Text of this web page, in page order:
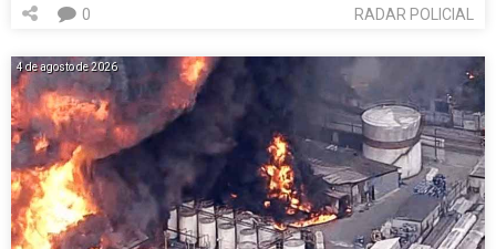
RADAR POLICIAL
0
4 de agosto de 2026